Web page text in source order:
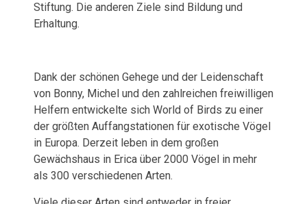
Stiftung. Die anderen Ziele sind Bildung und
Erhaltung.
Dank der schönen Gehege und der Leidenschaft
von Bonny, Michel und den zahlreichen freiwilligen
Helfern entwickelte sich World of Birds zu einer
der größten Auffangstationen für exotische Vögel
in Europa. Derzeit leben in dem großen
Gewächshaus in Erica über 2000 Vögel in mehr
als 300 verschiedenen Arten.